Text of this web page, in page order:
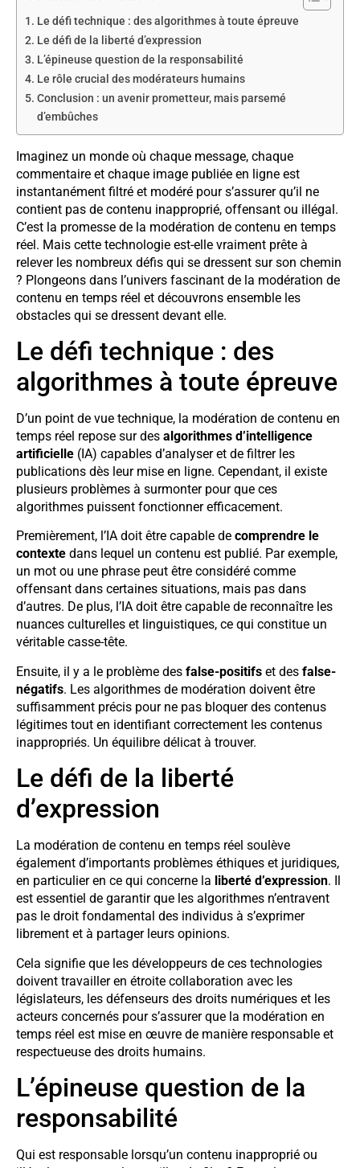
Le défi technique : des algorithmes à toute épreuve
Le défi de la liberté d’expression
L’épineuse question de la responsabilité
Le rôle crucial des modérateurs humains
Conclusion : un avenir prometteur, mais parsemé
d’embûches
Imaginez un monde où chaque message, chaque
commentaire et chaque image publiée en ligne est
instantanément filtré et modéré pour s’assurer qu’il ne
contient pas de contenu inapproprié, offensant ou illégal.
C’est la promesse de la modération de contenu en temps
réel. Mais cette technologie est-elle vraiment prête à
relever les nombreux défis qui se dressent sur son chemin
? Plongeons dans l’univers fascinant de la modération de
contenu en temps réel et découvrons ensemble les
obstacles qui se dressent devant elle.
Le défi technique : des
algorithmes à toute épreuve
D’un point de vue technique, la modération de contenu en
temps réel repose sur des algorithmes d’intelligence
artificielle (IA) capables d’analyser et de filtrer les
publications dès leur mise en ligne. Cependant, il existe
plusieurs problèmes à surmonter pour que ces
algorithmes puissent fonctionner efficacement.
Premièrement, l’IA doit être capable de comprendre le
contexte dans lequel un contenu est publié. Par exemple,
un mot ou une phrase peut être considéré comme
offensant dans certaines situations, mais pas dans
d’autres. De plus, l’IA doit être capable de reconnaître les
nuances culturelles et linguistiques, ce qui constitue un
véritable casse-tête.
Ensuite, il y a le problème des false-positifs et des false-
négatifs. Les algorithmes de modération doivent être
suffisamment précis pour ne pas bloquer des contenus
légitimes tout en identifiant correctement les contenus
inappropriés. Un équilibre délicat à trouver.
Le défi de la liberté
d’expression
La modération de contenu en temps réel soulève
également d’importants problèmes éthiques et juridiques,
en particulier en ce qui concerne la liberté d’expression. Il
est essentiel de garantir que les algorithmes n’entravent
pas le droit fondamental des individus à s’exprimer
librement et à partager leurs opinions.
Cela signifie que les développeurs de ces technologies
doivent travailler en étroite collaboration avec les
législateurs, les défenseurs des droits numériques et les
acteurs concernés pour s’assurer que la modération en
temps réel est mise en œuvre de manière responsable et
respectueuse des droits humains.
L’épineuse question de la
responsabilité
Qui est responsable lorsqu’un contenu inapproprié ou